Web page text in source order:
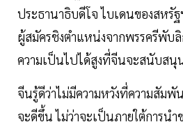
ประธานาธิบดีโจ ไบเดนของสหรั
ผู้สมัครชิงตำแหน่งจากพรรครีพับลิ
ความเป็นไปได้สูงที่จีนจะสนับสนุ
จีนรู้ดีว่าไม่มีความหวังที่ความสัมพั
จะดีขึ้น ไม่ว่าจะเป็นภายใต้การน